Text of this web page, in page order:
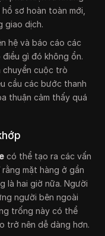
sơ hoàn toàn mới,
giao dịch.
hệ và báo cáo các
gì đó không ổn.
chuyển cuộc trò
cầu các bước thanh
thuận cảm thấy quá
có thể tạo ra các vấn
mặt hàng ở gần
là hai giờ nữa. Người
người bên ngoài
trống này có thể
trở nên dễ dàng hơn.